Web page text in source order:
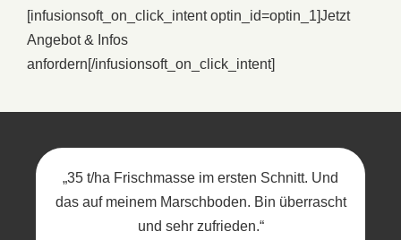
[infusionsoft_on_click_intent optin_id=optin_1]Jetzt
Angebot & Infos
anfordern[/infusionsoft_on_click_intent]
„35 t/ha Frischmasse im ersten Schnitt. Und
das auf meinem Marschboden. Bin überrascht
und sehr zufrieden.“